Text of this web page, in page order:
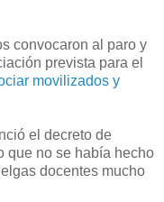
convocaron al paro y
prevista para el
movilizados y
el decreto de
que no se había hecho
docentes mucho